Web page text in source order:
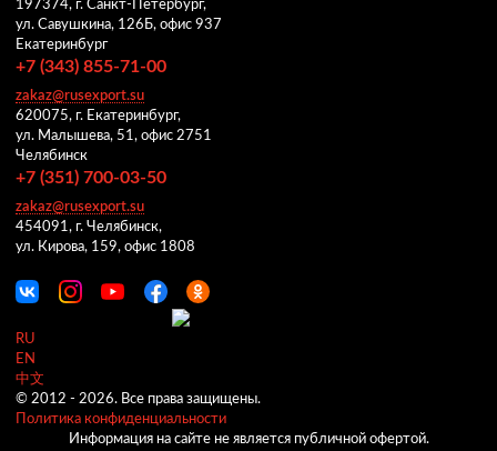
197374, г. Санкт-Петербург,
ул. Савушкина, 126Б, офис 937
Екатеринбург
+7 (343) 855-71-00
zakaz@rusexport.su
620075, г. Екатеринбург,
ул. Малышева, 51, офис 2751
Челябинск
+7 (351) 700-03-50
zakaz@rusexport.su
454091, г. Челябинск,
ул. Кирова, 159, офис 1808
RU
EN
中文
© 2012 - 2026. Все права защищены.
Политика конфиденциальности
Информация на сайте не является публичной офертой.